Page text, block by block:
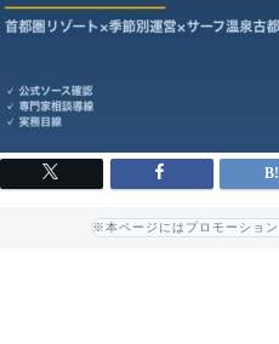
※本ページにはプロモーショ